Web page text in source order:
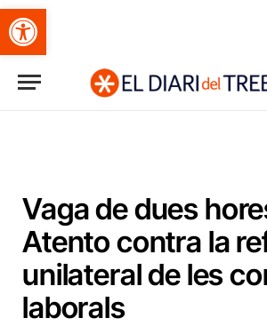
Obre la barra d'eines
Vaga de dues
Atento contra la
unilateral de les
laborals